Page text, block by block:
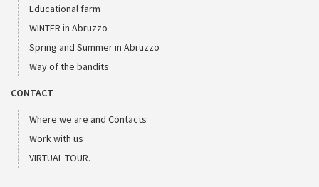
Educational farm
WINTER in Abruzzo
Spring and Summer in Abruzzo
Way of the bandits
CONTACT
Where we are and Contacts
Work with us
VIRTUAL TOUR.